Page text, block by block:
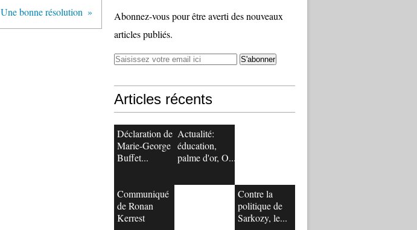
Une bonne résolution
Abonnez-vous pour être averti des nouveaux
articles publiés.
Articles récents
Déclaration de
Marie-George
Buffet...
Actualité:
éducation,
palme d'or, O...
Communiqué
de Ronan
Kerrest
Contre la
politique de
Sarkozy, le...